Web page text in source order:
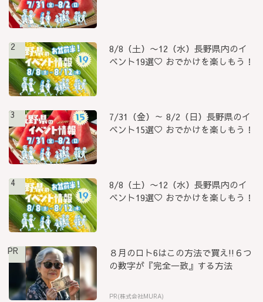
2
8/8（土）〜12（水）長野県内のイ
ベント19選♡ おでかけを楽しもう！
3
7/31（金）～ 8/2（日）長野県のイ
ベント15選♡ おでかけを楽しもう！
4
8/8（土）〜12（水）長野県内のイ
ベント19選♡ おでかけを楽しもう！
PR
８月のロト6はこの方法で買え!!６つ
の数字が『完全一致』する方法
PR(株式会社MURA)